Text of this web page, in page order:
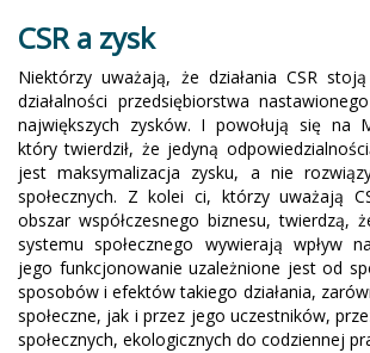
CSR a zysk
Niektórzy uważają, że działania CSR
działalności przedsiębiorstwa
największych zysków. I powołują się na
który twierdził, że jedyną
jest maksymalizacja zysku, a nie
społecznych. Z kolei ci, którzy uważają
obszar współczesnego biznesu, twierdzą,
systemu społecznego wywierają wpływ
jego funkcjonowanie uzależnione jest od
sposobów i efektów takiego działania,
społeczne, jak i przez jego uczestników,
społecznych, ekologicznych do codziennej